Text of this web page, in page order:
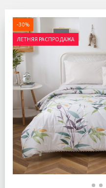
-30%
ЛЕТНЯЯ РАСПРОДАЖА